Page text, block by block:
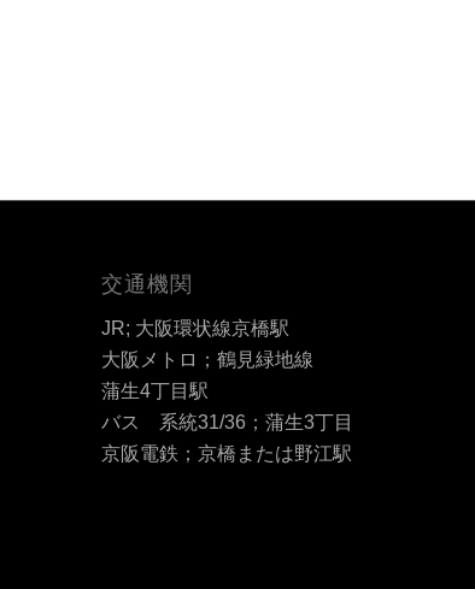
交通機関
JR; 大阪環状線京橋駅
大阪メトロ；鶴見緑地線
蒲生4丁目駅
バス 系統31/36；蒲生3丁目
京阪電鉄；京橋または野江駅